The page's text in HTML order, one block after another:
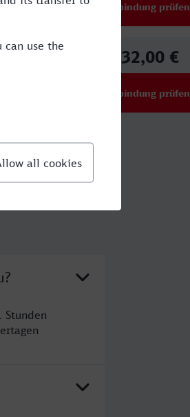
Verbindung prüfen
32,00 €
Verbindung prüfen
Stunden